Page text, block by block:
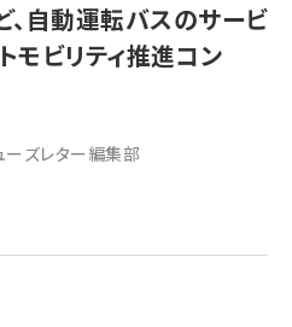
自動運転バスのサービ
モビリティ推進コン
ズレター編集部